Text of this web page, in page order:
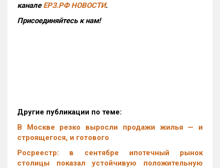
канале ЕРЗ.РФ НОВОСТИ.
Присоединяйтесь к нам!
Другие публикации по теме:
В Москве резко выросли продажи жилья — и
строящегося, и готового
Росреестр: в сентябре ипотечный рынок
столицы показал устойчивую положительную